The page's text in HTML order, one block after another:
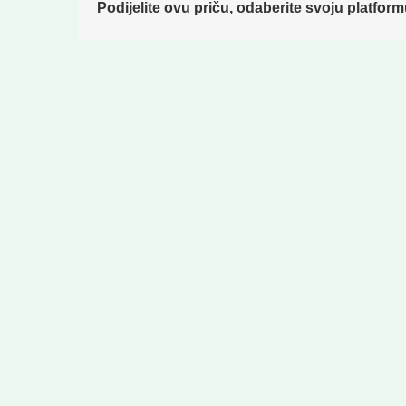
Podijelite ovu priču, odaberite svoju